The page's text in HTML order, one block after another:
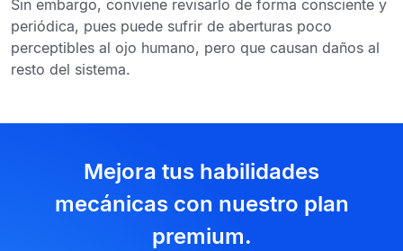
Sin embargo, conviene revisarlo de forma consciente y
periódica, pues puede sufrir de aberturas poco
perceptibles al ojo humano, pero que causan daños al
resto del sistema.
Mejora tus habilidades
mecánicas con nuestro plan
premium.